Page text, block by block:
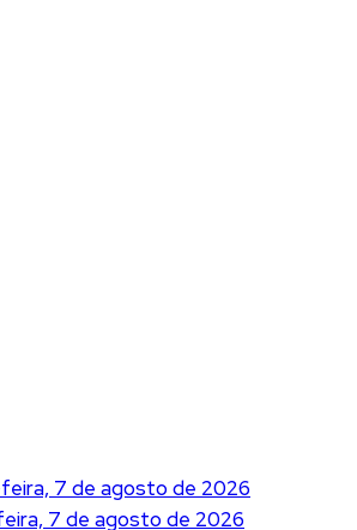
7 de agosto de 2026
7 de agosto de 2026